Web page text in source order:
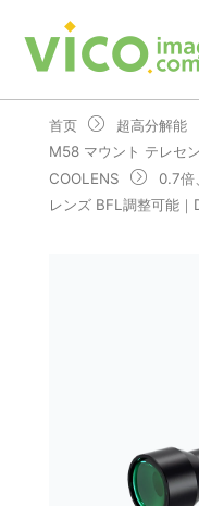
首页 超高分解能
M58 マウント テレセ
COOLENS
0.7倍
レンズ BFL調整可能